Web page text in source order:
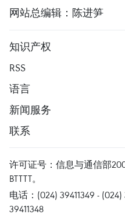
网站总编辑：陈进笋
知识产权
RSS
语言
新闻服务
联系
许可证号：信息与通信部
BTTTT。
电话：(024) 39411349 -
39411348